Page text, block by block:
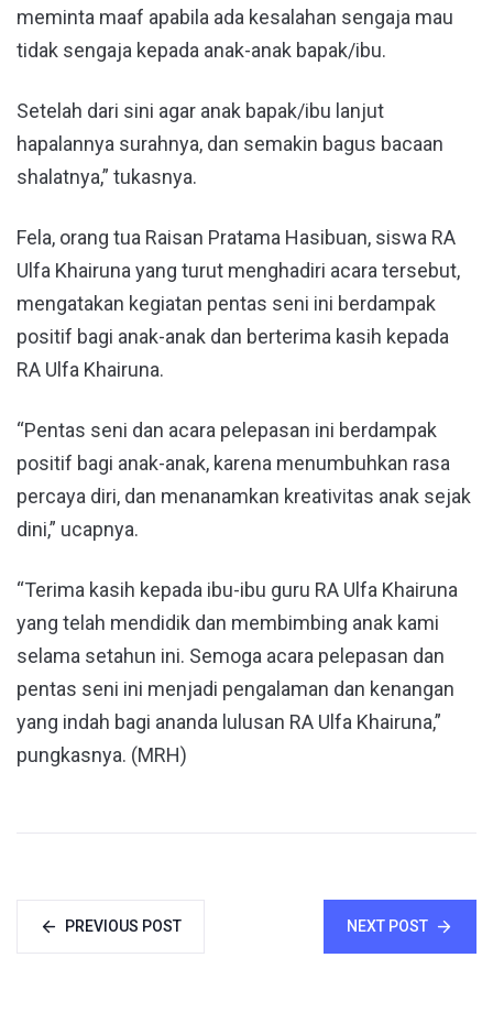
meminta maaf apabila ada kesalahan sengaja mau
tidak sengaja kepada anak-anak bapak/ibu.
Setelah dari sini agar anak bapak/ibu lanjut
hapalannya surahnya, dan semakin bagus bacaan
shalatnya,” tukasnya.
Fela, orang tua Raisan Pratama Hasibuan, siswa RA
Ulfa Khairuna yang turut menghadiri acara tersebut,
mengatakan kegiatan pentas seni ini berdampak
positif bagi anak-anak dan berterima kasih kepada
RA Ulfa Khairuna.
“Pentas seni dan acara pelepasan ini berdampak
positif bagi anak-anak, karena menumbuhkan rasa
percaya diri, dan menanamkan kreativitas anak sejak
dini,” ucapnya.
“Terima kasih kepada ibu-ibu guru RA Ulfa Khairuna
yang telah mendidik dan membimbing anak kami
selama setahun ini. Semoga acara pelepasan dan
pentas seni ini menjadi pengalaman dan kenangan
yang indah bagi ananda lulusan RA Ulfa Khairuna,”
pungkasnya. (MRH)
PREVIOUS POST NEXT POST